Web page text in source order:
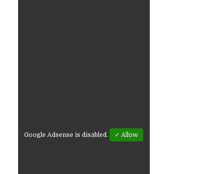
Google Adsense is disabled. ✓ Allow